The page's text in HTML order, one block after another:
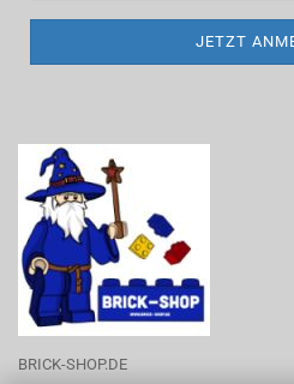
BRICK-SHOP.DE